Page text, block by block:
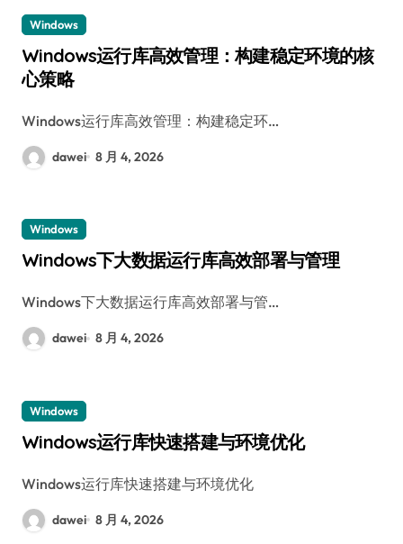
Windows
Windows运行库高效管理：构建稳定环境的核
心策略
Windows运行库高效管理：构建稳定环…
dawei 8 月 4, 2026
Windows
Windows下大数据运行库高效部署与管理
Windows下大数据运行库高效部署与管…
dawei 8 月 4, 2026
Windows
Windows运行库快速搭建与环境优化
Windows运行库快速搭建与环境优化
dawei 8 月 4, 2026